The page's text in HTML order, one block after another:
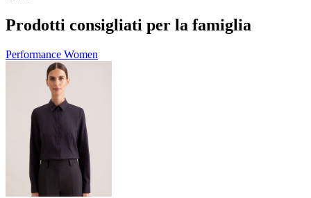
Prodotti consigliati per la famiglia
Performance Women